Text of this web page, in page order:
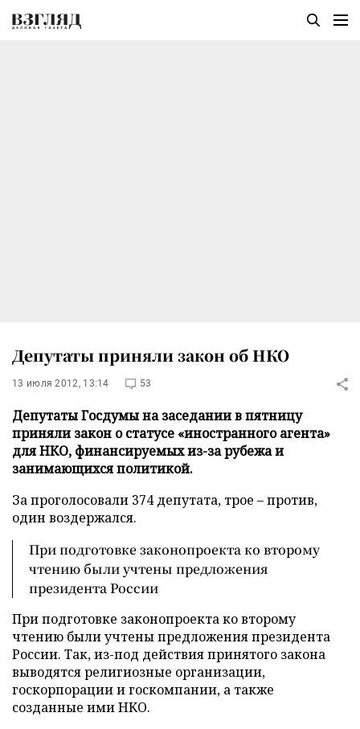
Депутаты приняли закон об НКО
13 июля 2012, 13:14 53
Депутаты Госдумы на заседании в пятницу
приняли закон о статусе «иностранного агента»
для НКО, финансируемых из-за рубежа и
занимающихся политикой.
За проголосовали 374 депутата, трое – против,
один воздержался.
При подготовке законопроекта ко второму
чтению были учтены предложения
президента России
При подготовке законопроекта ко второму
чтению были учтены предложения президента
России. Так, из-под действия принятого закона
выводятся религиозные организации,
госкорпорации и госкомпании, а также
созданные ими НКО.